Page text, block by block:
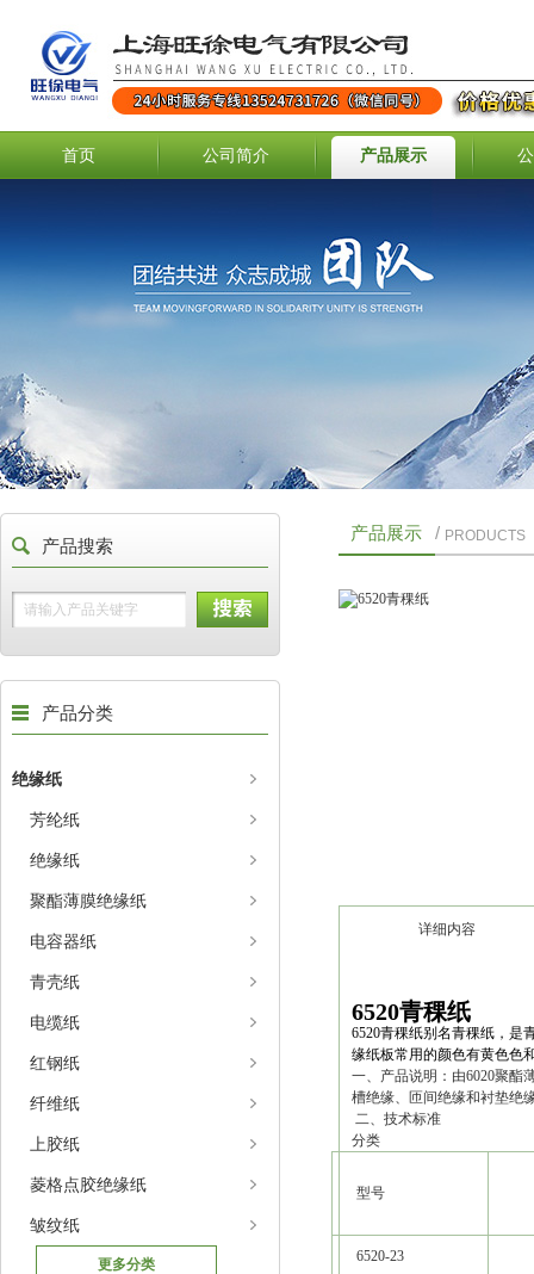
首页 公司简介 产品展示
产品搜索
产品分类
绝缘纸
芳纶纸
绝缘纸
聚酯薄膜绝缘纸
电容器纸
青壳纸
电缆纸
红钢纸
纤维纸
上胶纸
菱格点胶绝缘纸
皱纹纸
更多分类
产品展示 / PRODUCTS
详细内容
6520青稞纸
6520青稞纸别名青稞纸，是
缘纸板常用的颜色有黄色色
一、产品说明：由6020聚酯
槽绝缘、匝间绝缘和衬垫绝
二、技术标准
分类
型号
6520-23